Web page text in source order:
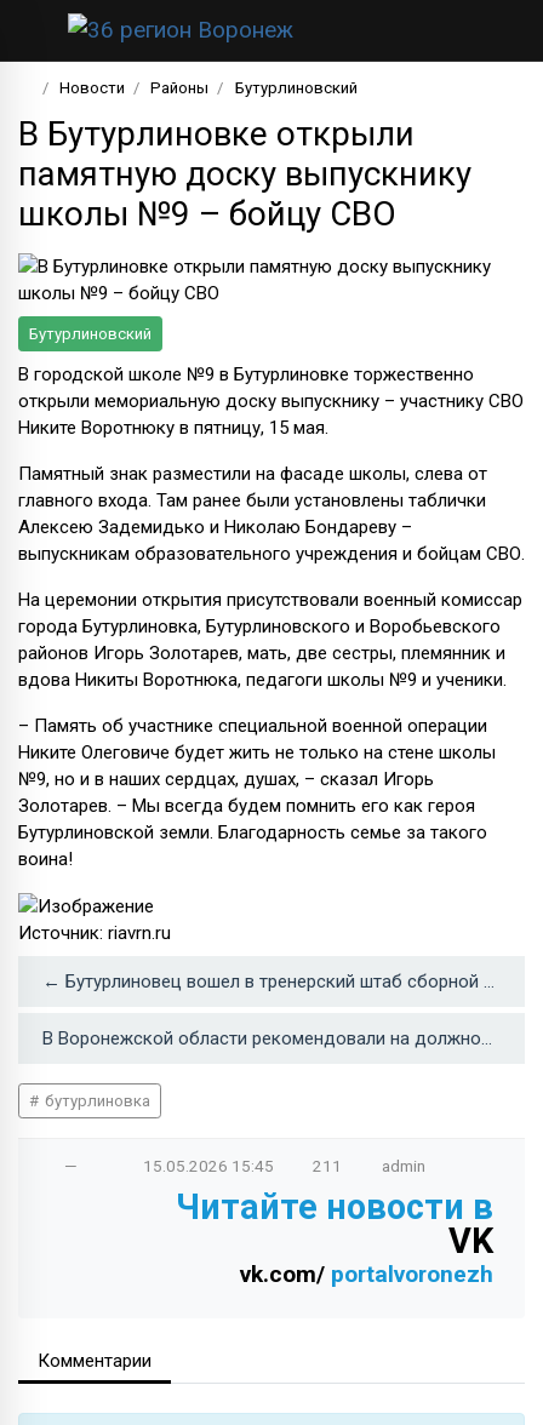
Новости Районы Бутурлиновский
В Бутурлиновке открыли
памятную доску выпускнику
школы №9 – бойцу СВО
Бутурлиновский
В городской школе №9 в Бутурлиновке торжественно
открыли мемориальную доску выпускнику – участнику СВО
Никите Воротнюку в пятницу, 15 мая.
Памятный знак разместили на фасаде школы, слева от
главного входа. Там ранее были установлены таблички
Алексею Задемидько и Николаю Бондареву –
выпускникам образовательного учреждения и бойцам СВО.
На церемонии открытия присутствовали военный комиссар
города Бутурлиновка, Бутурлиновского и Воробьевского
районов Игорь Золотарев, мать, две сестры, племянник и
вдова Никиты Воротнюка, педагоги школы №9 и ученики.
– Память об участнике специальной военной операции
Никите Олеговиче будет жить не только на стене школы
№9, но и в наших сердцах, душах, – сказал Игорь
Золотарев. – Мы всегда будем помнить его как героя
Бутурлиновской земли. Благодарность семье за такого
воина!
Источник: riavrn.ru
← Бутурлиновец вошел в тренерский штаб сборной России по волейболу
В Воронежской области рекомендовали на должности трех судей →
бутурлиновка
— 15.05.2026 15:45 211 admin
Читайте новости в
VK
vk.com/ portalvoronezh
Комментарии